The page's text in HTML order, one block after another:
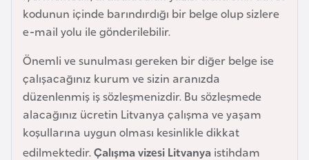
kodunun içinde barındırdığı bir belge olup sizlere
e-mail yolu ile gönderilebilir.
Önemli ve sunulması gereken bir diğer belge ise
çalışacağınız kurum ve sizin aranızda
düzenlenmiş iş sözleşmenizdir. Bu sözleşmede
alacağınız ücretin Litvanya çalışma ve yaşam
koşullarına uygun olması kesinlikle dikkat
edilmektedir.Çalışma vizesi Litvanya istihdam
a
r
s
B
e
l